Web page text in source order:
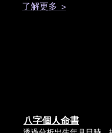
了解更多 >
八字個人命書